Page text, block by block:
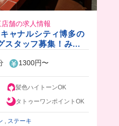
舗の求人情報
ャナルシティ博多の
スタッフ募集！みん
1300円〜
髪色ハイトーンOK
タトゥーワンポイントOK
, ステーキ